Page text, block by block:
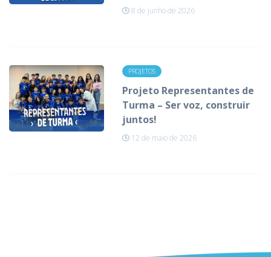
8 de junho de 2026
PROJETOS
Projeto Representantes de
Turma – Ser voz, construir
juntos!
12 de maio de 2026